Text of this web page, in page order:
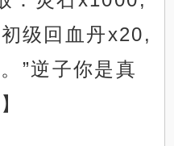
级回血丹x20,
”逆子你是真